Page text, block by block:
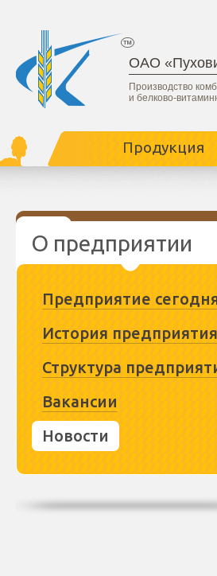
ОАО
Производство
и белково-
Продукция
О предприятии
Предприятие
История предприятия
Структура
Вакансии
Новости